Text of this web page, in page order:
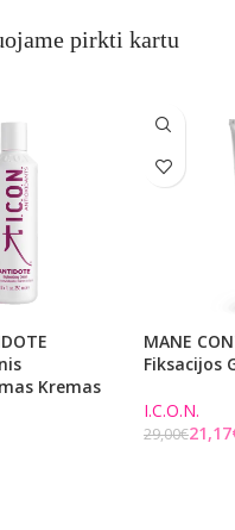
pirkti kartu
Kremas
MANE
Fiksacijos
I.C.O.N.
29,00€21,17